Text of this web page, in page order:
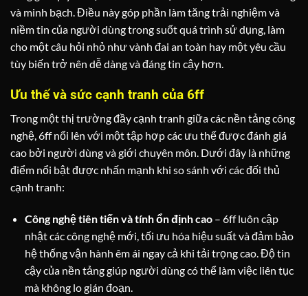
và minh bạch. Điều này góp phần làm tăng trải nghiệm và
niềm tin của người dùng trong suốt quá trình sử dụng, làm
cho một câu hỏi nhỏ như vành đai an toàn hay một yêu cầu
tùy biến trở nên dễ dàng và đáng tin cậy hơn.
Ưu thế và sức cạnh tranh của 6ff
Trong một thị trường đầy cạnh tranh giữa các nền tảng công
nghệ, 6ff nổi lên với một tập hợp các ưu thế được đánh giá
cao bởi người dùng và giới chuyên môn. Dưới đây là những
điểm nổi bật được nhấn mạnh khi so sánh với các đối thủ
cạnh tranh:
Công nghệ tiên tiến và tính ổn định cao– 6ff luôn cập
nhật các công nghệ mới, tối ưu hóa hiệu suất và đảm bảo
hệ thống vận hành êm ái ngay cả khi tải trọng cao. Độ tin
cậy của nền tảng giúp người dùng có thể làm việc liên tục
mà không lo gián đoạn.